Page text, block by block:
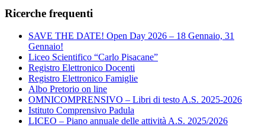
Ricerche frequenti
SAVE THE DATE! Open Day 2026 – 18 Gennaio, 31
Gennaio!
Liceo Scientifico “Carlo Pisacane”
Registro Elettronico Docenti
Registro Elettronico Famiglie
Albo Pretorio on line
OMNICOMPRENSIVO – Libri di testo A.S. 2025-2026
Istituto Comprensivo Padula
LICEO – Piano annuale delle attività A.S. 2025/2026